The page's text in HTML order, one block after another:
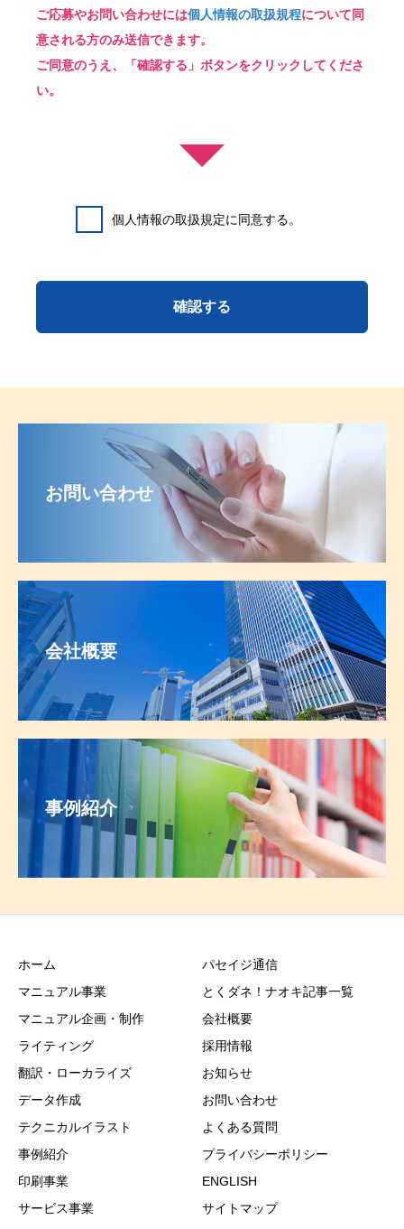
ご応募やお問い合わせには個人情報の取扱規程について同
意される方のみ送信できます。
ご同意のうえ、「確認する」ボタンをクリックしてくださ
い。
個人情報の取扱規定に同意する。
確認する
お問い合わせ
会社概要
事例紹介
ホーム
マニュアル事業
マニュアル企画・制作
ライティング
翻訳・ローカライズ
データ作成
テクニカルイラスト
事例紹介
印刷事業
サービス事業
パセイジ通信
とくダネ！ナオキ記事一覧
会社概要
採用情報
お知らせ
お問い合わせ
よくある質問
プライバシーポリシー
ENGLISH
サイトマップ